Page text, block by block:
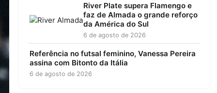
River Plate supera Flamengo e
faz de Almada o grande reforço
da América do Sul
6 de agosto de 2026
Referência no futsal feminino, Vanessa Pereira
assina com Bitonto da Itália
6 de agosto de 2026